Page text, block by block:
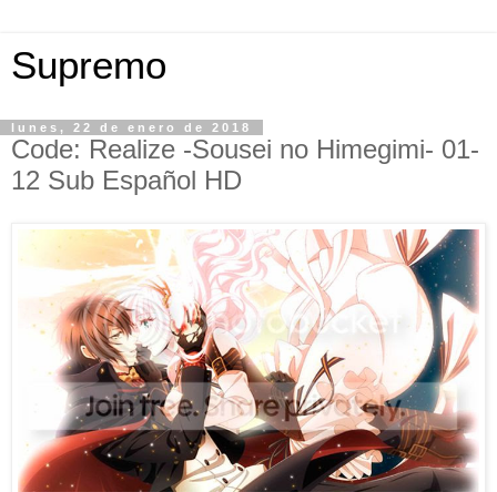
Supremo
lunes, 22 de enero de 2018
Code: Realize -Sousei no Himegimi- 01-
12 Sub Español HD